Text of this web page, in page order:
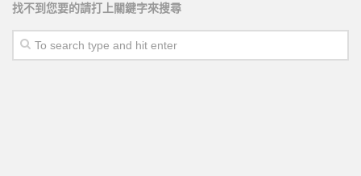
找不到您要的請打上關鍵字來搜尋